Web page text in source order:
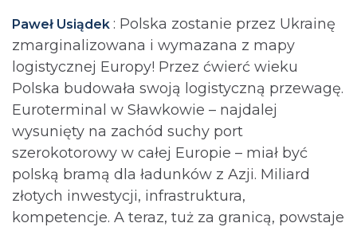
Paweł Usiądek : Polska zostanie przez Ukrainę
zmarginalizowana i wymazana z mapy
logistycznej Europy! Przez ćwierć wieku
Polska budowała swoją logistyczną przewagę.
Euroterminal w Sławkowie – najdalej
wysunięty na zachód suchy port
szerokotorowy w całej Europie – miał być
polską bramą dla ładunków z Azji. Miliard
złotych inwestycji, infrastruktura,
kompetencje. A teraz, tuż za granicą, powstaje